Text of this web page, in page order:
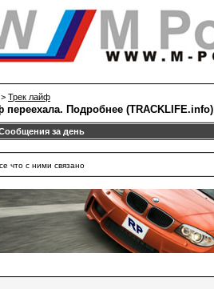
> Трек лайф
Подробнее (TRACKLIFE.info)
за день
что с ними связано